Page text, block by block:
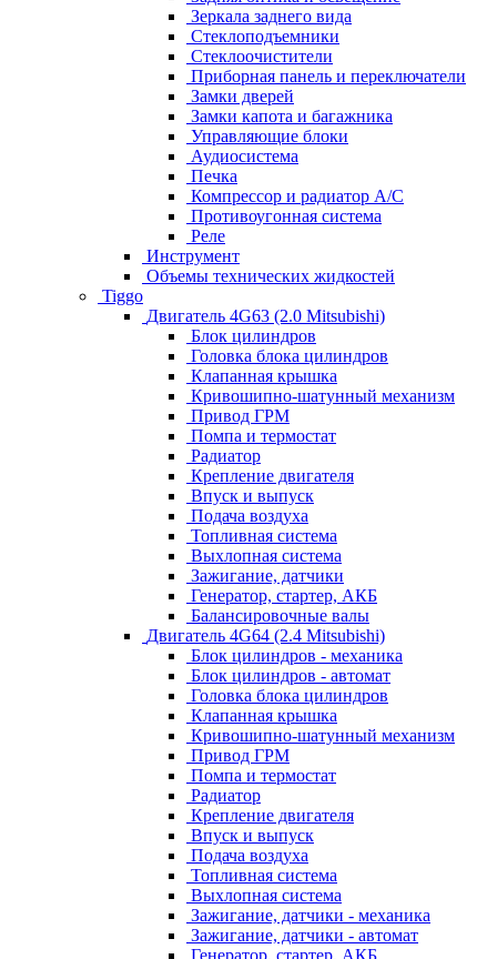
Зеркала заднего вида
Стеклоподъемники
Стеклоочистители
Приборная панель и переключатели
Замки дверей
Замки капота и багажника
Управляющие блоки
Аудиосистема
Печка
Компрессор и радиатор А/C
Противоугонная система
Реле
Инструмент
Объемы технических жидкостей
Tiggo
Двигатель 4G63 (2.0 Mitsubishi)
Блок цилиндров
Головка блока цилиндров
Клапанная крышка
Кривошипно-шатунный механизм
Привод ГРМ
Помпа и термостат
Радиатор
Крепление двигателя
Впуск и выпуск
Подача воздуха
Топливная система
Выхлопная система
Зажигание, датчики
Генератор, стартер, АКБ
Балансировочные валы
Двигатель 4G64 (2.4 Mitsubishi)
Блок цилиндров - механика
Блок цилиндров - автомат
Головка блока цилиндров
Клапанная крышка
Кривошипно-шатунный механизм
Привод ГРМ
Помпа и термостат
Радиатор
Крепление двигателя
Впуск и выпуск
Подача воздуха
Топливная система
Выхлопная система
Зажигание, датчики - механика
Зажигание, датчики - автомат
Генератор, стартер, АКБ